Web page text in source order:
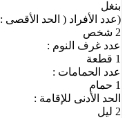
بنغل
(عدد الأفراد ( الحد الأقصى :
2 شخص
عدد غرف النوم :
1 قطعة
عدد الحمامات :
1 حمام
الحد الأدنى للإقامة :
2 ليل